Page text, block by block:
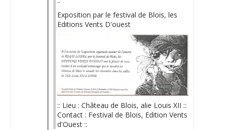
Exposition par le festival de Blois, les
Editions Vents D'ouest
:: Lieu : Château de Blois, alie Louis XII ::
Contact : Festival de Blois, Edition Vents
d'Ouest ::